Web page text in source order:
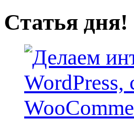
Статья дня!